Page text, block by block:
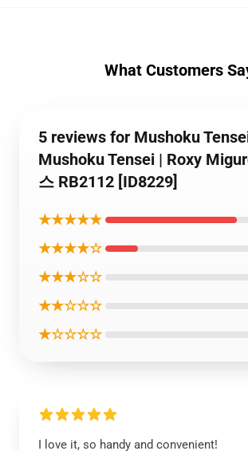
What Customers
5 reviews for Mushoku
Mushoku Tensei | Roxy
스 RB2112 [ID8229]
★★★★★
★★★★☆
★★★☆☆
★★☆☆☆
★☆☆☆☆
I love it, so handy and convenient!